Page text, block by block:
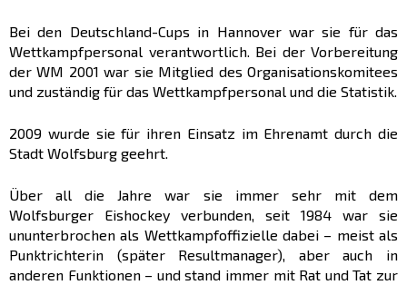
Bei den Deutschland-Cups in Hannover war sie für das
Wettkampfpersonal verantwortlich. Bei der Vorbereitung
der WM 2001 war sie Mitglied des Organisationskomitees
und zuständig für das Wettkampfpersonal und die Statistik.
2009 wurde sie für ihren Einsatz im Ehrenamt durch die
Stadt Wolfsburg geehrt.
Über all die Jahre war sie immer sehr mit dem
Wolfsburger Eishockey verbunden, seit 1984 war sie
ununterbrochen als Wettkampfoffizielle dabei – meist als
Punktrichterin (später Resultmanager), aber auch in
anderen Funktionen – und stand immer mit Rat und Tat zur